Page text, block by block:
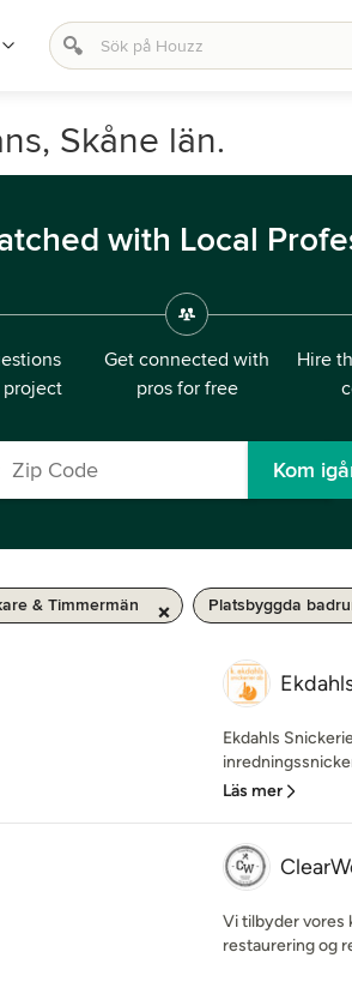
Skåne län.
with Local
Get connected with
pros for free
Hire
Kom
& Timmermän Platsbyggda
Ekdahls
Läs mer
Vi tilbyder vores
restaurering og